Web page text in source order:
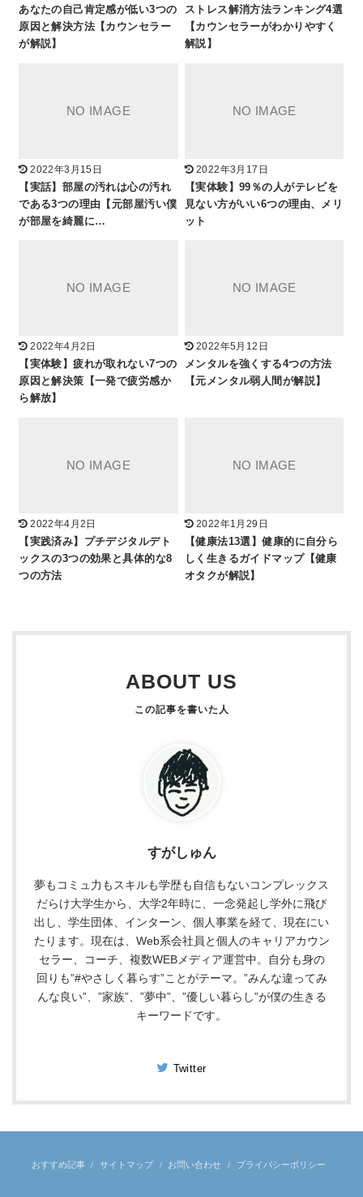
あなたの自己肯定感が低い3つの
原因と解決方法【カウンセラー
が解説】
ストレス解消方法ランキング4選
【カウンセラーがわかりやすく
解説】
2022年3月15日
【実話】部屋の汚れは心の汚れ
である3つの理由【元部屋汚い僕
が部屋を綺麗に…
2022年3月17日
【実体験】99％の人がテレビを
見ない方がいい6つの理由、メリ
ット
2022年4月2日
【実体験】疲れが取れない7つの
原因と解決策【一発で疲労感か
ら解放】
2022年5月12日
メンタルを強くする4つの方法
【元メンタル弱人間が解説】
2022年4月2日
【実践済み】プチデジタルデト
ックスの3つの効果と具体的な8
つの方法
2022年1月29日
【健康法13選】健康的に自分ら
しく生きるガイドマップ【健康
オタクが解説】
ABOUT US
すがしゅん
夢もコミュ力もスキルも学歴も自信もないコンプレックス
だらけ大学生から、大学2年時に、一念発起し学外に飛び
出し、学生団体、インターン、個人事業を経て、現在にい
たります。現在は、Web系会社員と個人のキャリアカウン
セラー、コーチ、複数WEBメディア運営中。自分も身の
回りも”#やさしく暮らす”ことがテーマ。”みんな違ってみ
んな良い”、”家族”、”夢中”、”優しい暮らし”が僕の生きる
キーワードです。
Twitter
おすすめ記事 サイトマップ お問い合わせ プライバシーポリシー